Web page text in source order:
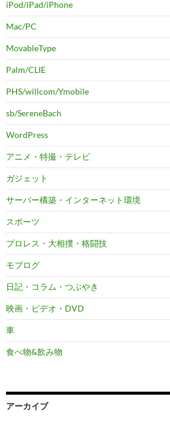
iPod/iPad/iPhone
Mac/PC
MovableType
Palm/CLIE
PHS/willcom/Ymobile
sb/SereneBach
WordPress
アニメ・特撮・テレビ
ガジェット
サーバー構築・インターネット環境
スポーツ
プロレス・大相撲・格闘技
モブログ
日記・コラム・つぶやき
映画・ビデオ・DVD
車
食べ物&飲み物
アーカイブ